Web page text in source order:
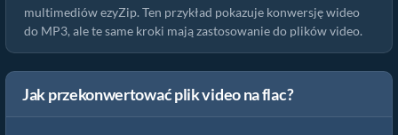
multimediów ezyZip. Ten przykład pokazuje konwersję wideo
do MP3, ale te same kroki mają zastosowanie do plików video.
Jak przekonwertować plik video na flac?